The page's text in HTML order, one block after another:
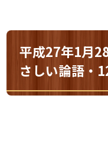
平成27年1月
さしい論語・